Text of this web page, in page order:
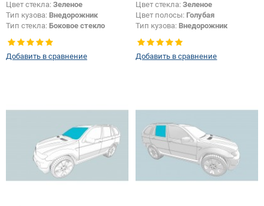
Цвет стекла: Зеленое
Тип кузова: Внедорожник
Тип стекла: Боковое стекло
правое
Добавить в сравнение
Цвет стекла:Зеленое
Цвет полосы: Голубая
Тип кузова: Внедорожник
Добавить в сравнение